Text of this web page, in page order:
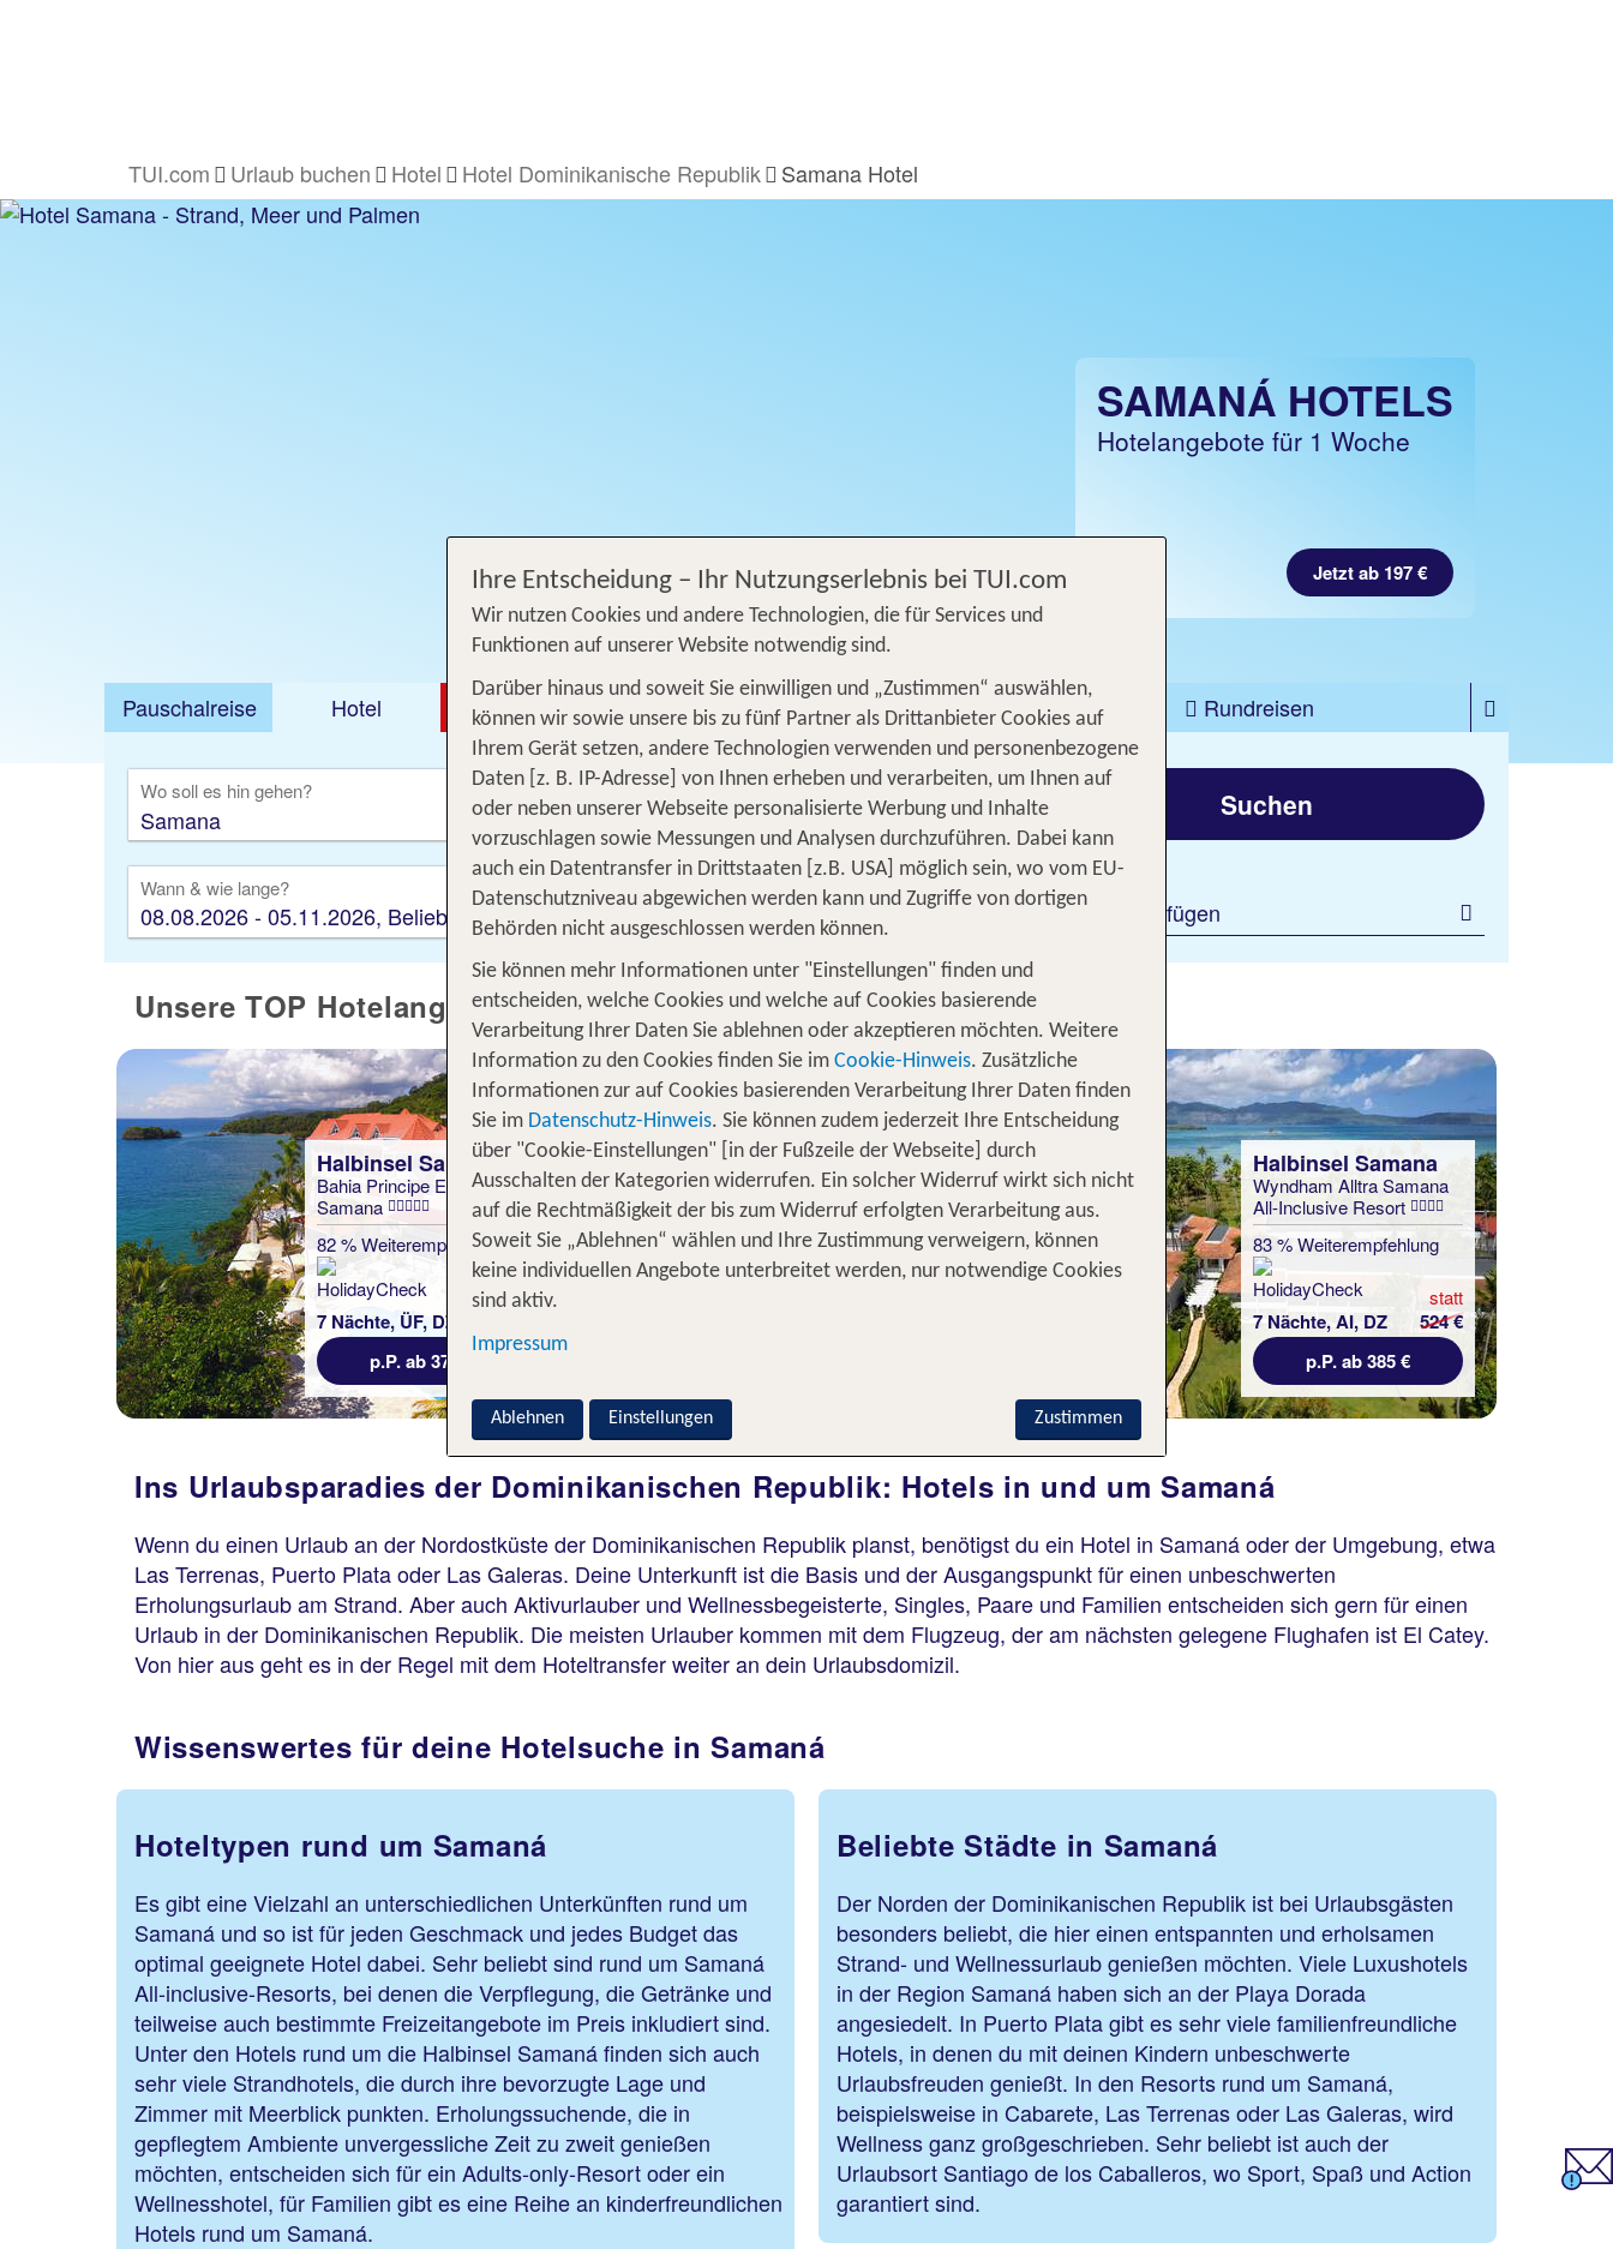
TUI.com Urlaub buchen Hotel Hotel Dominikanische Republik Samana Hotel
SAMANÁ HOTELS
Hotelangebote für 1 Woche
Jetzt ab 197 €
Pauschalreise Hotel DEALS Flug Ferienhaus Mietwagen Kreuzfahrten
Rundreisen
Ausflüge
Camper Privattransfer Zusatzleistungen
Wo soll es hin gehen?
Flug hinzufügen
Wann & wie lange?
08.08.2026 - 05.11.2026, Beliebig
Wer reist mit?
2 Erwachsene
Suchen
Filter hinzufügen
Unsere TOP Hotelangebote für 1 Woche Samaná
Halbinsel Samana
Bahia Principe Escape
Samana
82 % Weiterempfehlung
7 Nächte, ÜF, DZ
statt
p.P. ab 379 €
Halbinsel Samana
The Bannister Hotel &
Yacht Club
100 % Weiterempfehlung
Halbinsel Samana
Wyndham Alltra Samana
All-Inclusive Resort
83 % Weiterempfehlung
7 Nächte, AI, DZ
statt
524 €
p.P. ab 385 €
Ins Urlaubsparadies der Dominikanischen Republik: Hotels in und um Samaná
Wenn du einen Urlaub an der Nordostküste der Dominikanischen Republik planst, benötigst du ein Hotel in Samaná oder der Umgebung, etwa
Las Terrenas, Puerto Plata oder Las Galeras. Deine Unterkunft ist die Basis und der Ausgangspunkt für einen unbeschwerten
Erholungsurlaub am Strand. Aber auch Aktivurlauber und Wellnessbegeisterte, Singles, Paare und Familien entscheiden sich gern für einen
Urlaub in der Dominikanischen Republik. Die meisten Urlauber kommen mit dem Flugzeug, der am nächsten gelegene Flughafen ist El Catey.
Von hier aus geht es in der Regel mit dem Hoteltransfer weiter an dein Urlaubsdomizil.
Wissenswertes für deine Hotelsuche in Samaná
Hoteltypen rund um Samaná
Es gibt eine Vielzahl an unterschiedlichen Unterkünften rund um
Samaná und so ist für jeden Geschmack und jedes Budget das
optimal geeignete Hotel dabei. Sehr beliebt sind rund um Samaná
All-inclusive-Resorts, bei denen die Verpflegung, die Getränke und
teilweise auch bestimmte Freizeitangebote im Preis inkludiert sind.
Unter den Hotels rund um die Halbinsel Samaná finden sich auch
sehr viele Strandhotels, die durch ihre bevorzugte Lage und
Zimmer mit Meerblick punkten. Erholungssuchende, die in
gepflegtem Ambiente unvergessliche Zeit zu zweit genießen
möchten, entscheiden sich für ein Adults-only-Resort oder ein
Wellnesshotel, für Familien gibt es eine Reihe an kinderfreundlichen
Hotels rund um Samaná.
Beliebte Städte in Samaná
Der Norden der Dominikanischen Republik ist bei Urlaubsgästen
besonders beliebt, die hier einen entspannten und erholsamen
Strand- und Wellnessurlaub genießen möchten. Viele Luxushotels
in der Region Samaná haben sich an der Playa Dorada
angesiedelt. In Puerto Plata gibt es sehr viele familienfreundliche
Hotels, in denen du mit deinen Kindern unbeschwerte
Urlaubsfreuden genießt. In den Resorts rund um Samaná,
beispielsweise in Cabarete, Las Terrenas oder Las Galeras, wird
Wellness ganz großgeschrieben. Sehr beliebt ist auch der
Urlaubsort Santiago de los Caballeros, wo Sport, Spaß und Action
garantiert sind.
Ihre Entscheidung – Ihr Nutzungserlebnis bei TUI.com
Wir nutzen Cookies und andere Technologien, die für Services und
Funktionen auf unserer Website notwendig sind.
Darüber hinaus und soweit Sie einwilligen und „Zustimmen“ auswählen,
können wir sowie unsere bis zu fünf Partner als Drittanbieter Cookies auf
Ihrem Gerät setzen, andere Technologien verwenden und personenbezogene
Daten [z. B. IP-Adresse] von Ihnen erheben und verarbeiten, um Ihnen auf
oder neben unserer Webseite personalisierte Werbung und Inhalte
vorzuschlagen sowie Messungen und Analysen durchzuführen. Dabei kann
auch ein Datentransfer in Drittstaaten [z.B. USA] möglich sein, wo vom EU-
Datenschutzniveau abgewichen werden kann und Zugriffe von dortigen
Behörden nicht ausgeschlossen werden können.
Sie können mehr Informationen unter "Einstellungen" finden und
entscheiden, welche Cookies und welche auf Cookies basierende
Verarbeitung Ihrer Daten Sie ablehnen oder akzeptieren möchten. Weitere
Information zu den Cookies finden Sie im Cookie-Hinweis. Zusätzliche
Informationen zur auf Cookies basierenden Verarbeitung Ihrer Daten finden
Sie im Datenschutz-Hinweis. Sie können zudem jederzeit Ihre Entscheidung
über "Cookie-Einstellungen" [in der Fußzeile der Webseite] durch
Ausschalten der Kategorien widerrufen. Ein solcher Widerruf wirkt sich nicht
auf die Rechtmäßigkeit der bis zum Widerruf erfolgten Verarbeitung aus.
Soweit Sie „Ablehnen“ wählen und Ihre Zustimmung verweigern, können
keine individuellen Angebote unterbreitet werden, nur notwendige Cookies
sind aktiv.
Impressum
Zustimmen
Ablehnen Einstellungen